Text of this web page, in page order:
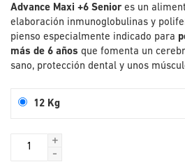
Advance Maxi +6 Senior es un
elaboración inmunoglobulinas y
pienso especialmente indicado para
más de 6 años que fomenta un
sano, protección dental y unos
12 Kg
+
-
de
la
galería
de